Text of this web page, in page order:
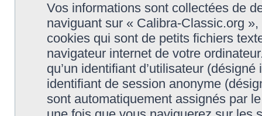
Vos informations sont collectées de
naviguant sur « Calibra-Classic.org
cookies qui sont de petits fichiers
navigateur internet de votre
qu’un identifiant d’utilisateur
identifiant de session anonyme
sont automatiquement assignés par